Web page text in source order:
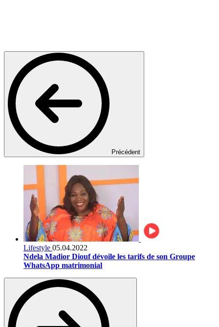
Précédent
Lifestyle 05.04.2022
Ndela Madior Diouf dévoile les tarifs de son Groupe
WhatsApp matrimonial